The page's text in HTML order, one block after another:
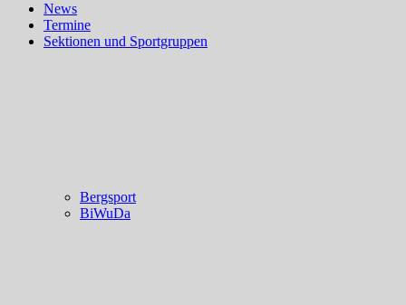
News
Termine
Sektionen und Sportgruppen
Bergsport
BiWuDa